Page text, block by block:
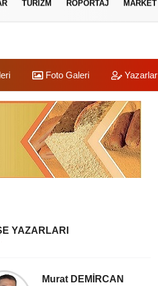
TURIZM RÖPORTAJ MARKET
Foto Galeri Yazarlar
YAZARLARI
Murat DEMİRCAN